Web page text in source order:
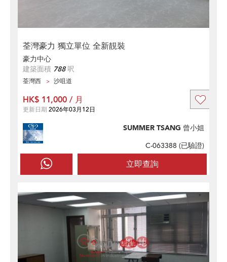
荃灣豪力 獨立單位 全新靚裝
豪力中心
建築面積 788呎
荃灣西 沙咀道
立即查詢
SUMMER TSANG 曾小姐
C-063388 (已驗證)
HK$ 11,000 / 月
更新日期 2026年03月12日